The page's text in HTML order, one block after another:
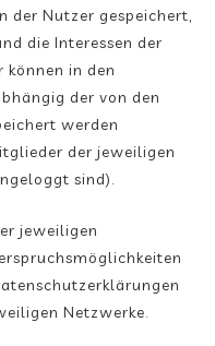
der Nutzer gespeichert,
die Interessen der
können in den
der von den
werden
der jeweiligen
sind).
jeweiligen
Netzwerke.